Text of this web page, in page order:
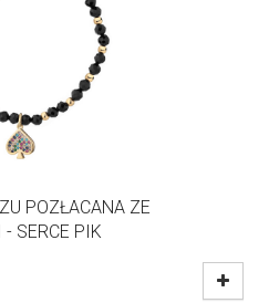
POZŁACANA ZE
SERCE PIK